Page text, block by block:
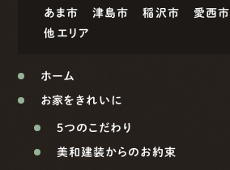
あま市
津島市 稲沢市 愛西市
他エリア
ホーム
お家をきれいに
5つのこだわり
美和建装からのお約束